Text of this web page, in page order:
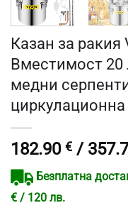
Казан за ракия
Вместимост 20
медни
182.90 € /
Безплатна
€ / 120 лв.